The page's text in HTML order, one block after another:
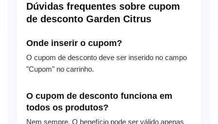
Dúvidas frequentes sobre cupom
de desconto Garden Citrus
Onde inserir o cupom?
O cupom de desconto deve ser inserido no campo
"Cupom" no carrinho.
O cupom de desconto funciona em
todos os produtos?
Nem sempre. O benefício pode ser válido apenas